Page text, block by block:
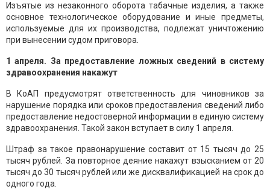
Изъятые из незаконного оборота табачные изделия, а также
основное технологическое оборудование и иные предметы,
используемые для их производства, подлежат уничтожению
при вынесении судом приговора.
1 апреля. За предоставление ложных сведений в систему
здравоохранения накажут
В КоАП предусмотрят ответственность для чиновников за
нарушение порядка или сроков предоставления сведений либо
предоставление недостоверной информации в единую систему
здравоохранения. Такой закон вступает в силу 1 апреля.
Штраф за такое правонарушение составит от 15 тысяч до 25
тысяч рублей. За повторное деяние накажут взысканием от 20
тысяч до 30 тысяч рублей или же дисквалификацией на срок до
одного года.